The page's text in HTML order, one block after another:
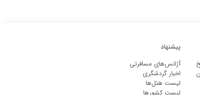
پیشنهاد
آژانس‌های مسافرتی
اخبار گردشگری
لیست هتل‌ها
لیست کشورها